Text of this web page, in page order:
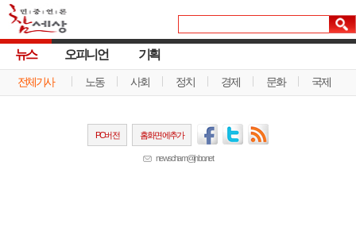
뉴스
전체기사 노동 사회 정치 경제 문화 국제
오피니언 기획
PC버전 홈화면에추가
newscham@jinbo.net